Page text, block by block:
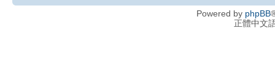
Powered by phpBB
正體中文